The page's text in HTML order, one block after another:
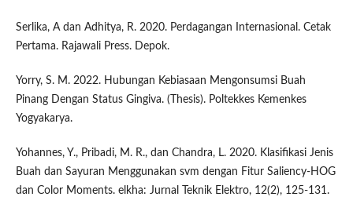
Serlika, A dan Adhitya, R. 2020. Perdagangan Internasional. Cetak
Pertama. Rajawali Press. Depok.
Yorry, S. M. 2022. Hubungan Kebiasaan Mengonsumsi Buah
Pinang Dengan Status Gingiva. (Thesis). Poltekkes Kemenkes
Yogyakarya.
Yohannes, Y., Pribadi, M. R., dan Chandra, L. 2020. Klasifikasi Jenis
Buah dan Sayuran Menggunakan svm dengan Fitur Saliency-HOG
dan Color Moments. elkha: Jurnal Teknik Elektro, 12(2), 125-131.